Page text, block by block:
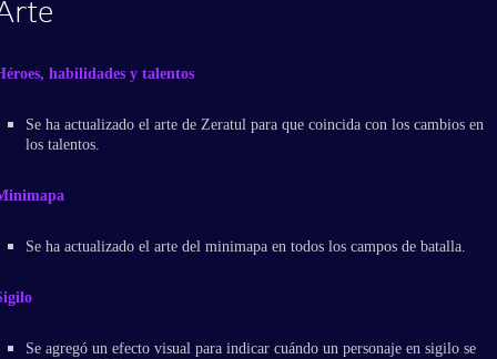
habilidades y talentos
Se ha actualizado el arte de Zeratul para que coincida con los cambios en
los talentos.
Se ha actualizado el arte del minimapa en todos los campos de batalla.
Se agregó un efecto visual para indicar cuándo un personaje en sigilo se